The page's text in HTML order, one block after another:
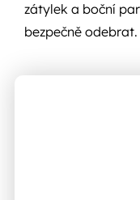
zátylek a boční
bezpečně odebrat.